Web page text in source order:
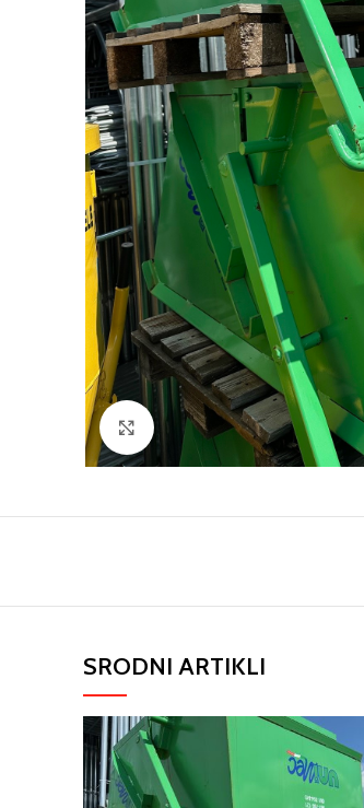
Click to enlarge
SRODNI ARTIKLI